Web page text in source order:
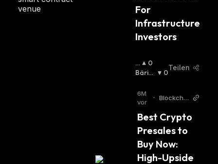
venue
For
Infrastructure
Investors
B
U
S
C
0
Bärisc
0
Teilen
6M
vor
•
Blockchai
r
Best Crypto
Presales to
Buy Now:
High-Upside